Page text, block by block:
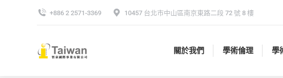
+886 2 2571-3369 10457 台北市中山區南京東路二段 72 號 8 樓
關於我們 學術倫理 學
關於我們 學術倫理